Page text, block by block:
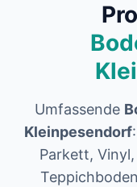
Umfassende
Kleinpesendorf
Parkett,